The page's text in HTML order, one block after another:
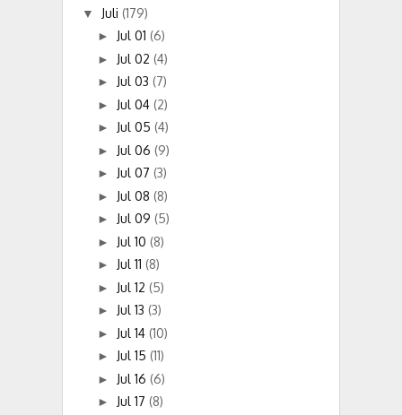
▼ Juli (179)
► Jul 01 (6)
► Jul 02 (4)
► Jul 03 (7)
► Jul 04 (2)
► Jul 05 (4)
► Jul 06 (9)
► Jul 07 (3)
► Jul 08 (8)
► Jul 09 (5)
► Jul 10 (8)
► Jul 11 (8)
► Jul 12 (5)
► Jul 13 (3)
► Jul 14 (10)
► Jul 15 (11)
► Jul 16 (6)
► Jul 17 (8)